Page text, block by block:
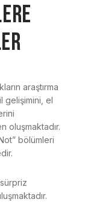
araştırma
gelişimini, el
oluşmaktadır.
bölümleri